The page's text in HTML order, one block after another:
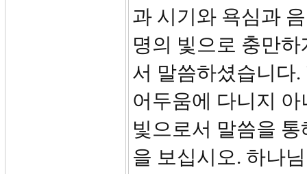
과 시기와 욕심과
명의 빛으로 충만
서 말씀하셨습니다
어두움에 다니지
빛으로서 말씀을
을 보십시오. 하나